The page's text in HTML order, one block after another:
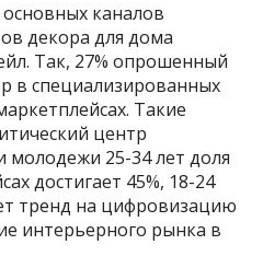
каналов
декора для дома
Так, 27% опрошенный
в специализированных
Такие
центр
25-34 лет доля
достигает 45%, 18-24
тренд на цифровизацию
интерьерного рынка в